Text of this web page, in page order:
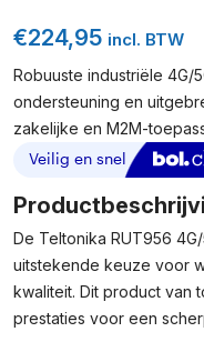
€224,95 incl. BTW
Robuuste industriële 4G/
ondersteuning en
zakelijke en M2M-
De Teltonika RUT956
uitstekende keuze voor
kwaliteit. Dit product van
prestaties voor een